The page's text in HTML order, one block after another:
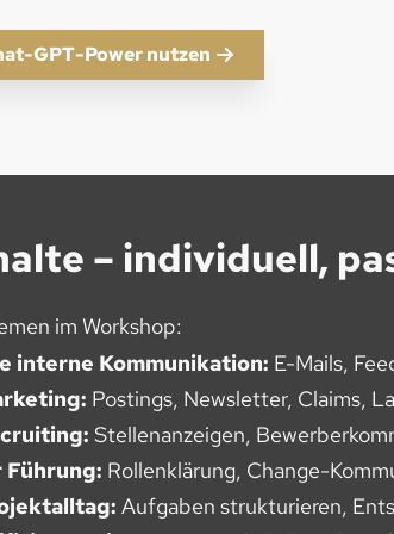
GPT-Power nutzen
– individuell,
im Workshop:
interne Kommunikation: E-Mails,
Postings, Newsletter, Claims,
Stellenanzeigen,
Führung: Rollenklärung, Change-
Aufgaben strukturieren,